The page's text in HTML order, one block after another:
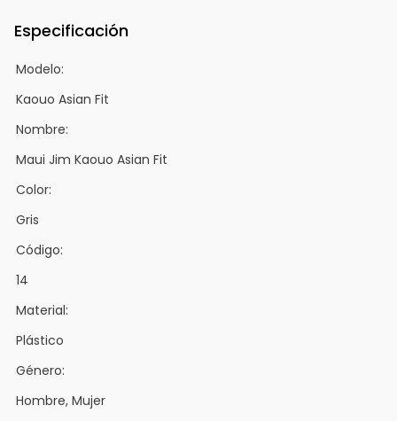
Especificación
Modelo:
Kaouo Asian Fit
Nombre:
Maui Jim Kaouo Asian Fit
Color:
Gris
Código:
14
Material:
Plástico
Género:
Hombre, Mujer